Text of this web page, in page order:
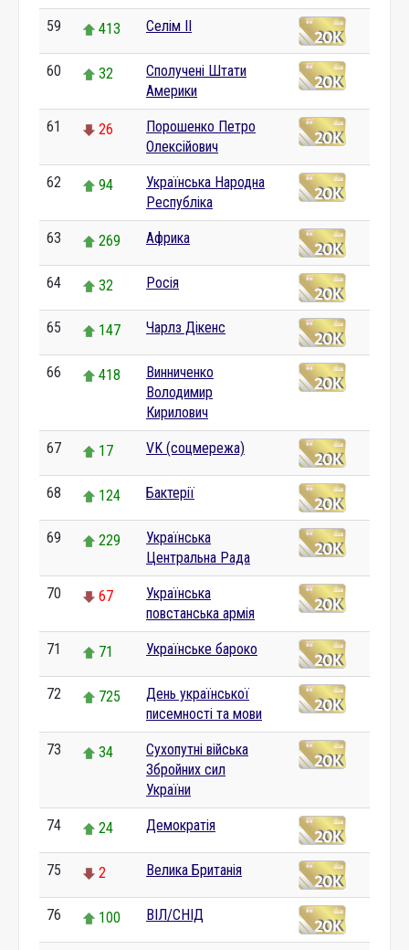
59 413 Селім II
60 32
Сполучені Штати
Америки
61 26
Порошенко Петро
Олексійович
62 94
Українська Народна
Республіка
63 269 Африка
64 32 Росія
65 147 Чарлз Дікенс
66 418
Винниченко
Володимир
Кирилович
67 17 VK (соцмережа)
68 124 Бактерії
69 229
Українська
Центральна Рада
70 67
Українська
повстанська армія
71 71 Українське бароко
72 725
День української
писемності та мови
73 34
Сухопутні війська
Збройних сил
України
74 24 Демократія
75 2 Велика Британія
76 100 ВІЛ/СНІД